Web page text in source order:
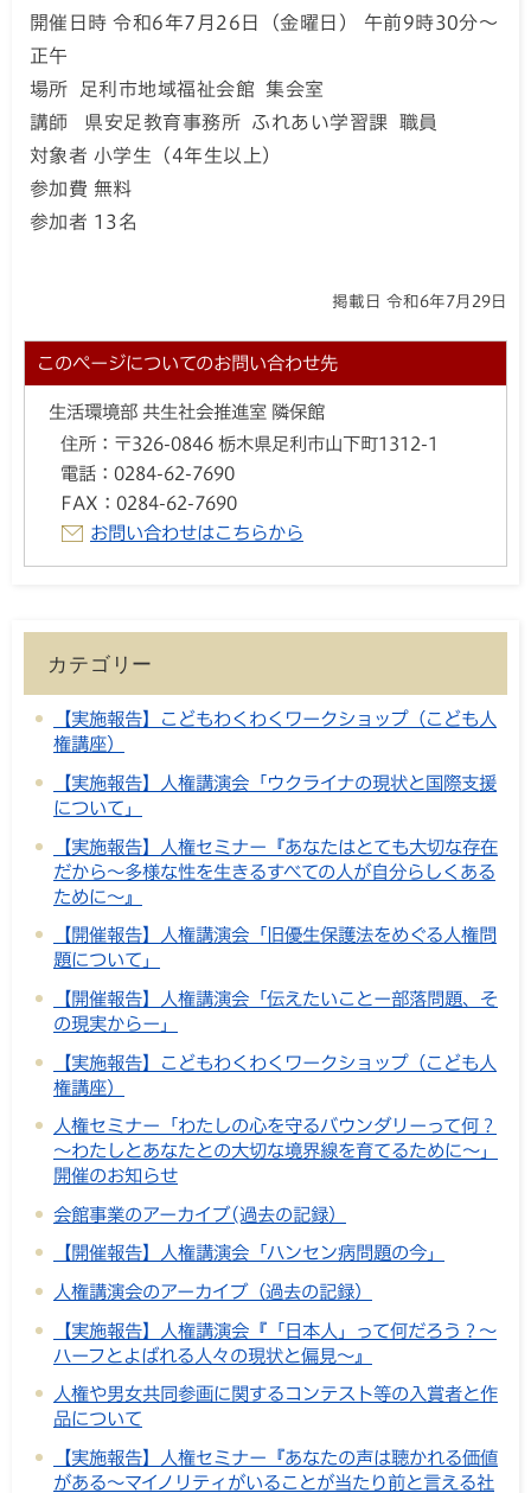
開催日時 令和6年7月26日（金曜日） 午前9時30分～
正午
場所 足利市地域福祉会館 集会室
講師 県安足教育事務所 ふれあい学習課 職員
対象者 小学生（4年生以上）
参加費 無料
参加者 13名
掲載日 令和6年7月29日
このページについてのお問い合わせ先
生活環境部 共生社会推進室 隣保館
住所： 〒326-0846 栃木県足利市山下町1312-1
電話： 0284-62-7690
FAX： 0284-62-7690
お問い合わせはこちらから
カテゴリー
【実施報告】こどもわくわくワークショップ（こども人
権講座）
【実施報告】人権講演会「ウクライナの現状と国際支援
について」
【実施報告】人権セミナー『あなたはとても大切な存在
だから～多様な性を生きるすべての人が自分らしくある
ために～』
【開催報告】人権講演会「旧優生保護法をめぐる人権問
題について」
【開催報告】人権講演会「伝えたいことー部落問題、そ
の現実からー」
【実施報告】こどもわくわくワークショップ（こども人
権講座）
人権セミナー「わたしの心を守るバウンダリーって何？
～わたしとあなたとの大切な境界線を育てるために～」
開催のお知らせ
会館事業のアーカイブ(過去の記録）
【開催報告】人権講演会「ハンセン病問題の今」
人権講演会のアーカイブ（過去の記録）
【実施報告】人権講演会『「日本人」って何だろう？～
ハーフとよばれる人々の現状と偏見～』
人権や男女共同参画に関するコンテスト等の入賞者と作
品について
【実施報告】人権セミナー『あなたの声は聴かれる価値
がある～マイノリティがいることが当たり前と言える社